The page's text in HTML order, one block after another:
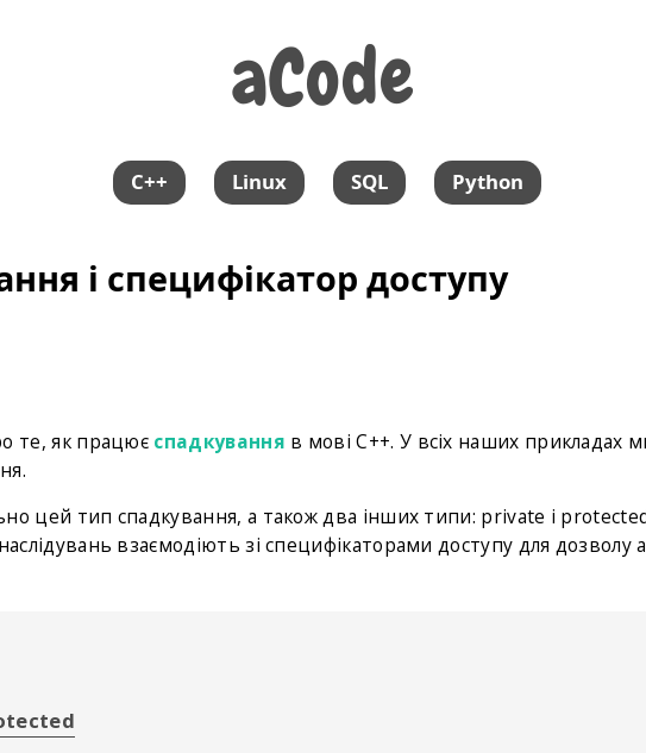
aCode
aCode
C++ Linux SQL Python
і специфікатор доступу
те, як працює спадкування в мові C++. У всіх наших прикладах
цей тип спадкування, а також два інших типи: private і
взаємодіють зі специфікаторами доступу для дозволу